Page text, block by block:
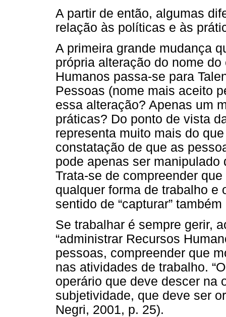
A partir de então, algumas
relação às políticas e às
A primeira grande mudança
própria alteração do nome
Humanos passa-se para
Pessoas (nome mais aceito
essa alteração? Apenas um
práticas? Do ponto de vista
representa muito mais do
constatação de que as
pode apenas ser
Trata-se de compreender
qualquer forma de trabalho e
sentido de “capturar”
Se trabalhar é sempre gerir,
“administrar Recursos
pessoas, compreender que
nas atividades de trabalho.
operário que deve descer na
subjetividade, que deve ser
Negri, 2001, p. 25).